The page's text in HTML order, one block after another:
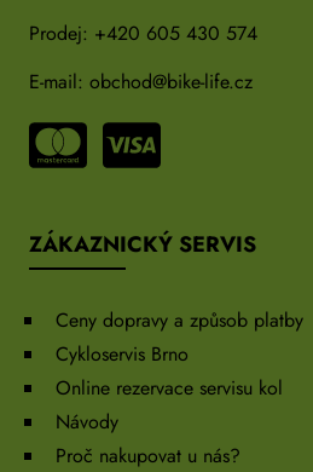
Prodej: +420 605 430 574
E-mail: obchod@bike-life.cz
ZÁKAZNICKÝ SERVIS
Ceny dopravy a způsob platby
Cykloservis Brno
Online rezervace servisu kol
Návody
Proč nakupovat u nás?